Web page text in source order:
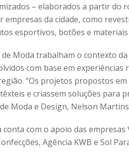
– elaborados a partir do
da cidade, como
esportivos, botões e
de Moda trabalham o contexto
com base em experiências
“Os projetos propostos
e criassem soluções para
Moda e Design, Nelson
com o apoio das empresas
Agência KWB e Sol